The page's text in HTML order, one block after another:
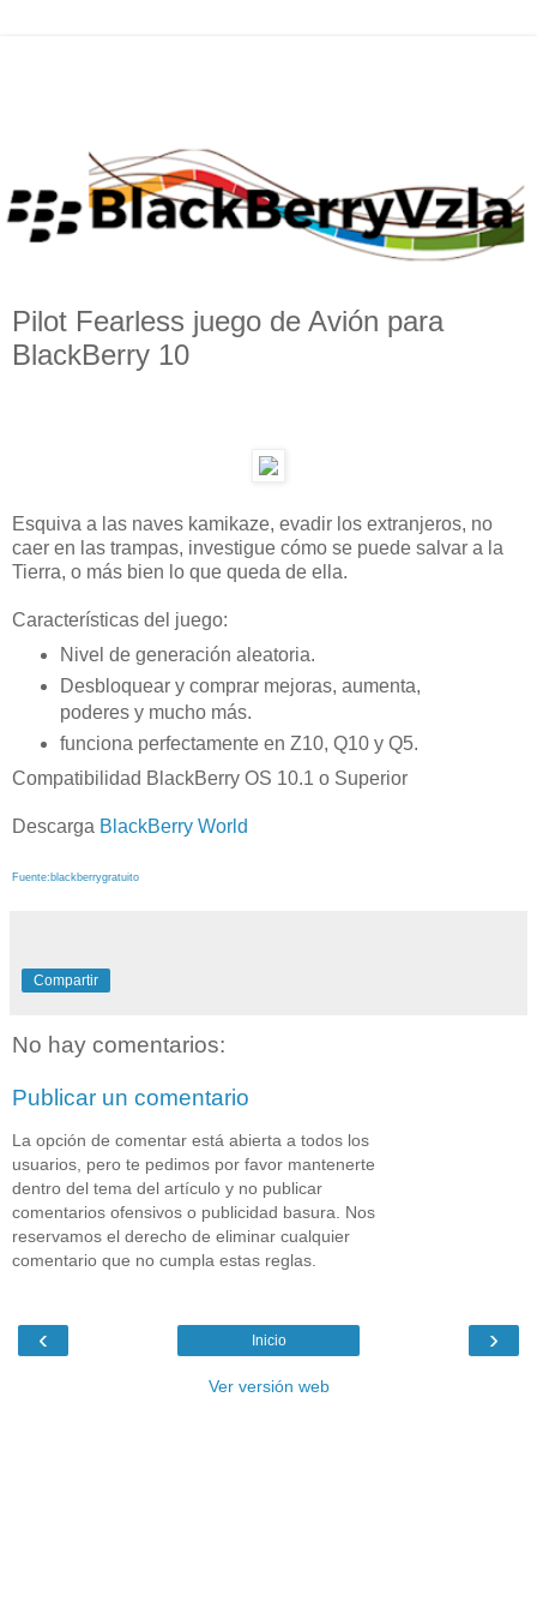
Pilot Fearless juego de Avión para
BlackBerry 10
Esquiva a las naves kamikaze, evadir los extranjeros, no
caer en las trampas, investigue cómo se puede salvar a la
Tierra, o más bien lo que queda de ella.
Características del juego:
Nivel de generación aleatoria.
Desbloquear y comprar mejoras, aumenta,
poderes y mucho más.
funciona perfectamente en Z10, Q10 y Q5.
Compatibilidad BlackBerry OS 10.1 o Superior
Descarga BlackBerry World
Fuente:blackberrygratuito
Compartir
No hay comentarios:
Publicar un comentario
La opción de comentar está abierta a todos los
usuarios, pero te pedimos por favor mantenerte
dentro del tema del artículo y no publicar
comentarios ofensivos o publicidad basura. Nos
reservamos el derecho de eliminar cualquier
comentario que no cumpla estas reglas.
‹ ›
Inicio
Ver versión web